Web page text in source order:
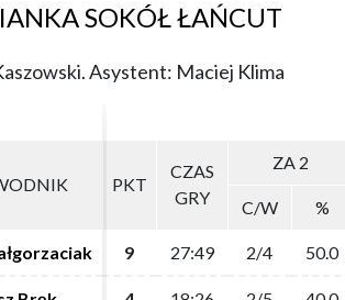
SOKÓŁ ŁAŃCUT
Asystent: Maciej Klima
PKT
CZAS
GRY
ZA 2
C/W %
9 27:49 2/4 50.0
PKT
CZAS
GRY
ZA 2
C/W %
9 27:49 2/4 50.0